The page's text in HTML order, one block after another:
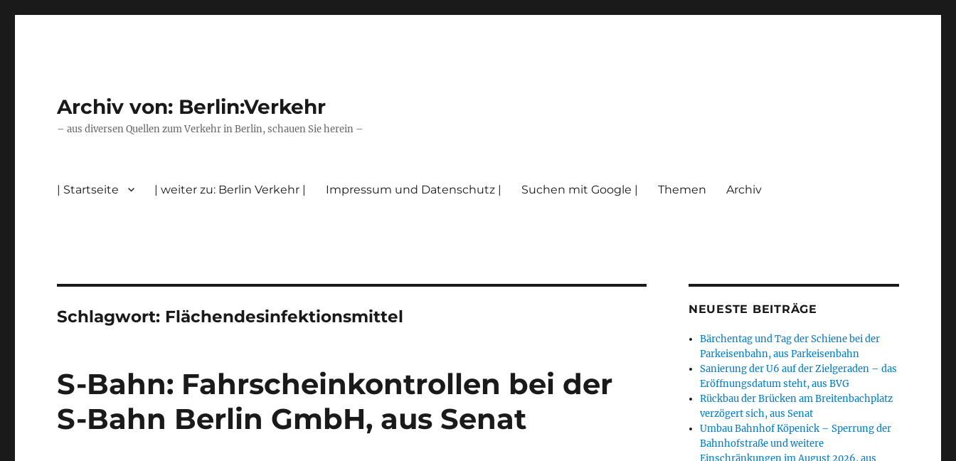
Archiv von: Berlin:Verkehr
– aus diversen Quellen zum Verkehr in Berlin, schauen Sie herein –
| Startseite | weiter zu: Berlin Verkehr | Impressum und Datenschutz | Suchen mit Google | Themen Archiv
Schlagwort: Flächendesinfektionsmittel
S-Bahn: Fahrscheinkontrollen bei der
S-Bahn Berlin GmbH, aus Senat
NEUESTE BEITRÄGE
Bärchentag und Tag der Schiene bei der
Parkeisenbahn, aus Parkeisenbahn
Sanierung der U6 auf der Zielgeraden – das
Eröffnungsdatum steht, aus BVG
Rückbau der Brücken am Breitenbachplatz
verzögert sich, aus Senat
Umbau Bahnhof Köpenick – Sperrung der
Bahnhofstraße und weitere
Einschränkungen im August 2026, aus